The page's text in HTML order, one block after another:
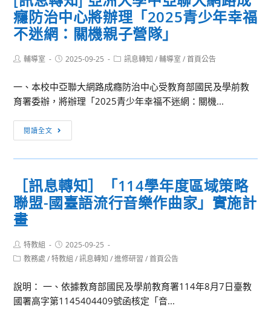
聽
會」
實
施
畫
北
醫
學
大
台
北
醫
扶
輪
服
務
及
楓
癮防治中心將辦理「2025青少年幸福
不迷網：關機親子營隊」
Post輔導室
Post2025-09-25
Post訊息轉知 / 輔導室 / 首頁公告
一、本校中亞聯大網路成癮防治中心受教育部國民及學前教
育署委辦，將辦理「2025青少年幸福不迷網：關機...
閱讀全文
息
轉
亞
洲
中
亞
大
網
［訊息轉知］「114學年度區域策略
聯盟-國臺語流行音樂作曲家」實施計
畫
Post
author:
特教組
Post
published:
2025-09-25
Post教務處 / 特教組 / 訊息轉知 / 進修研習 / 首頁公告
說明： 一、依據教育部國民及學前教育署114年8月7日臺教
國署高字第1145404409號函核定「音...